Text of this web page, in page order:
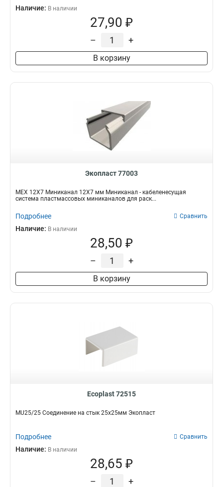
Наличие: В наличии
27,90 ₽
– +
В корзину
Экопласт 77003
MEX 12Х7 Миниканал 12Х7 мм Миниканал - кабеленесущая
система пластмассовых миниканалов для раск...
Подробнее Сравнить
Наличие: В наличии
28,50 ₽
– +
В корзину
Ecoplast 72515
MU25/25 Соединение на стык 25х25мм Экопласт
Подробнее Сравнить
Наличие: В наличии
28,65 ₽
– +